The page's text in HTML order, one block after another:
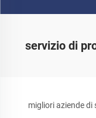
servizio di
migliori aziende di